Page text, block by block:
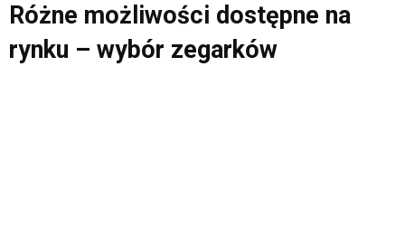
Różne możliwości dostępne na
rynku – wybór zegarków